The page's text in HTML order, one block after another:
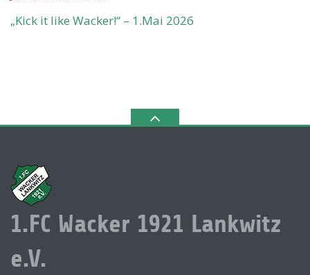
„Kick it like Wacker!“ – 1.Mai 2026
1.FC Wacker 1921 Lankwitz
e.V.